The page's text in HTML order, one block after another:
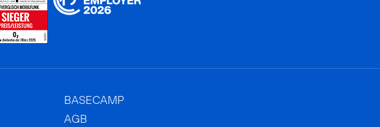
BASECAMP
AGB